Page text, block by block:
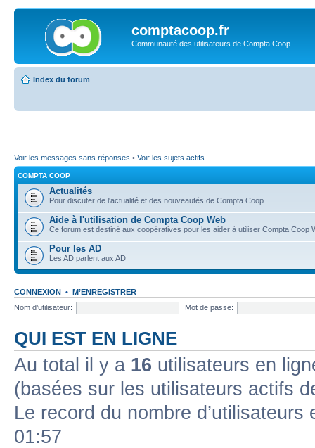
comptacoop.fr
Communauté des utilisateurs de Compta Coop
Index du forum
Voir les messages sans réponses • Voir les sujets actifs
COMPTA COOP
Actualités
Pour discuter de l'actualité et des nouveautés de Compta Coop
Aide à l'utilisation de Compta Coop Web
Ce forum est destiné aux coopératives pour les aider à utiliser Compta Coop
Pour les AD
Les AD parlent aux AD
CONNEXION • M’ENREGISTRER
Nom d’utilisateur:
Mot de passe:
QUI EST EN LIGNE
Au total il y a 16 utilisateurs en
(basées sur les utilisateurs actifs
Le record du nombre
01:57